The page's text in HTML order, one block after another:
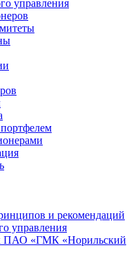
управления
и рекомендаций
управления
ПАО «ГМК «Норильский